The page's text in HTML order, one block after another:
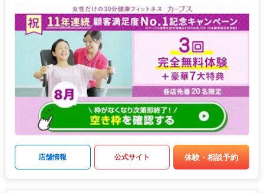
店舗情報 公式サイト 体験・相談予約